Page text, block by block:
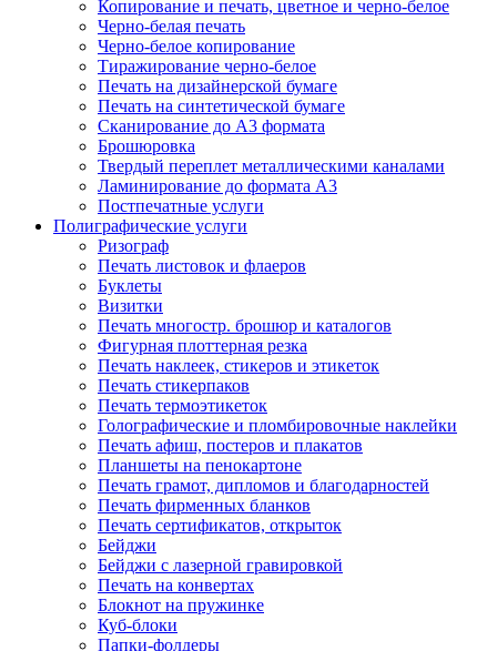
Копирование и печать, цветное и черно-белое
Черно-белая печать
Черно-белое копирование
Тиражирование черно-белое
Печать на дизайнерской бумаге
Печать на синтетической бумаге
Сканирование до A3 формата
Брошюровка
Твердый переплет металлическими каналами
Ламинирование до формата А3
Постпечатные услуги
Полиграфические услуги
Ризограф
Печать листовок и флаеров
Буклеты
Визитки
Печать многостр. брошюр и каталогов
Фигурная плоттерная резка
Печать наклеек, стикеров и этикеток
Печать стикерпаков
Печать термоэтикеток
Голографические и пломбировочные наклейки
Печать афиш, постеров и плакатов
Планшеты на пенокартоне
Печать грамот, дипломов и благодарностей
Печать фирменных бланков
Печать сертификатов, открыток
Бейджи
Бейджи с лазерной гравировкой
Печать на конвертах
Блокнот на пружинке
Куб-блоки
Папки-фолдеры